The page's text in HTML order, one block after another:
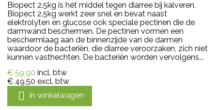
Biopect 2.5kg is hét middel tegen diarree bij kalveren.
Biopect 2.5kg werkt zeer snel en bevat naast
elektrolyten en glucose ook speciale pectinen die de
darmwand beschermen. De pectinen vormen een
beschermlaag aan de binnenzijde van de darmen
waardoor de bacteriën, die diarree veroorzaken, zich niet
kunnen vasthechten. De bacteriën worden vervolgens...
€ 59,90 incl. btw
€ 49,50 excl. btw
 In winkelwagen